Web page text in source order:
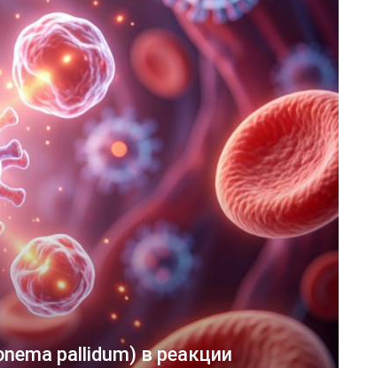
pallidum) в реакции